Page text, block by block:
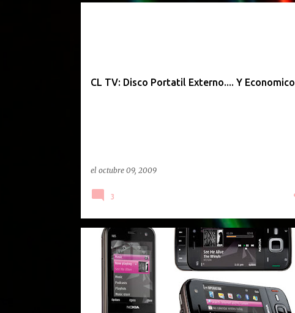
CL TV: Disco Portatil Externo.... Y Economico
el octubre 09, 2009
3